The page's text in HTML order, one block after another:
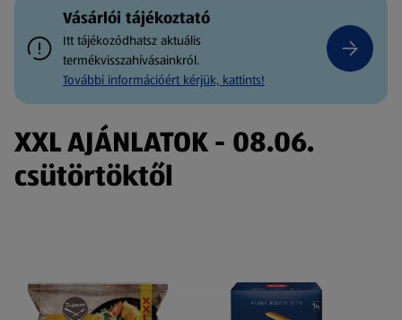
Vásárlói tájékoztató
Itt tájékozódhatsz aktuális
termékvisszahívásainkról.
További információért kérjük, kattints!
XXL AJÁNLATOK - 08.06.
csütörtöktől